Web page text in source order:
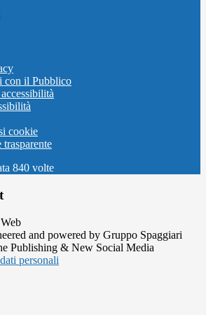
con il Pubblico
cookie
840 volte
and powered by Gruppo Spaggiari
Publishing & New Social Media
personali